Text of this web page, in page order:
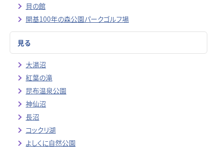
貝の館
開基100年の森公園パークゴルフ場
見る
大湯沼
紅葉の滝
昆布温泉公園
神仙沼
長沼
コックリ湖
よしくに自然公園